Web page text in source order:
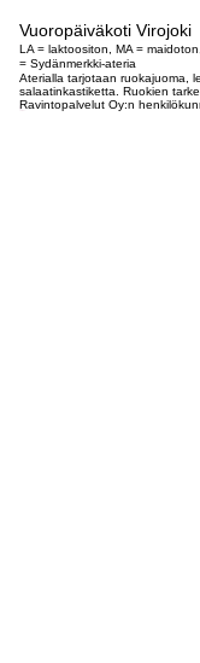
Vuoropäiväkoti Virojoki
LA = laktoositon, MA =
= Sydänmerkki-ateria
Aterialla tarjotaan ruokajuoma,
salaatinkastiketta. Ruokien
Ravintopalvelut Oy:n